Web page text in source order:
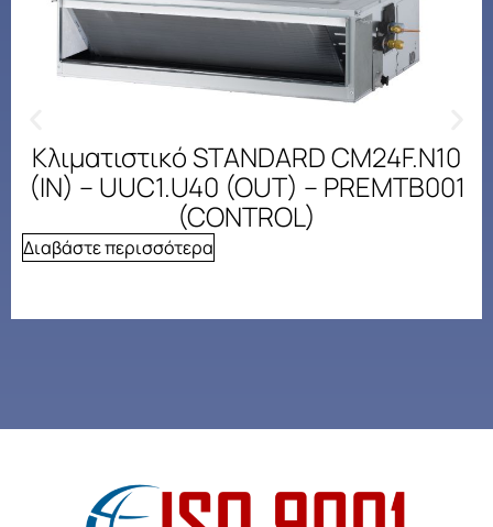
Κλιματιστικό STANDARD CM24F.N10
(IN) – UUC1.U40 (OUT) – PREMTB001
(CONTROL)
Διαβάστε περισσότερα